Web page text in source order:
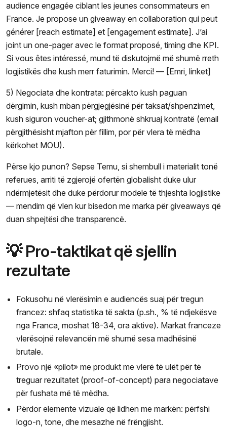
audience engagée ciblant les jeunes consommateurs en
France. Je propose un giveaway en collaboration qui peut
générer [reach estimate] et [engagement estimate]. J’ai
joint un one-pager avec le format proposé, timing dhe KPI.
Si vous êtes intéressé, mund të diskutojmë më shumë rreth
logjistikës dhe kush merr faturimin. Merci! — [Emri, linket]
5) Negociata dhe kontrata: përcakto kush paguan
dërgimin, kush mban përgjegjësinë për taksat/shpenzimet,
kush siguron voucher-at; gjithmonë shkruaj kontratë (email
përgjithësisht mjafton për fillim, por për vlera të mëdha
kërkohet MOU).
Përse kjo punon? Sepse Temu, si shembull i materialit tonë
referues, arriti të zgjerojë ofertën globalisht duke ulur
ndërmjetësit dhe duke përdorur modele të thjeshta logjistike
— mendim që vlen kur bisedon me marka për giveaways që
duan shpejtësi dhe transparencë.
💡 Pro-taktikat që sjellin
rezultate
Fokusohu në vlerësimin e audiencës suaj për tregun
francez: shfaq statistika të sakta (p.sh., % të ndjekësve
nga Franca, moshat 18-34, ora aktive). Markat franceze
vlerësojnë relevancën më shumë sesa madhësinë
brutale.
Provo një «pilot» me produkt me vlerë të ulët për të
treguar rezultatet (proof-of-concept) para negociatave
për fushata më të mëdha.
Përdor elemente vizuale që lidhen me markën: përfshi
logo-n, tone, dhe mesazhe në frëngjisht.